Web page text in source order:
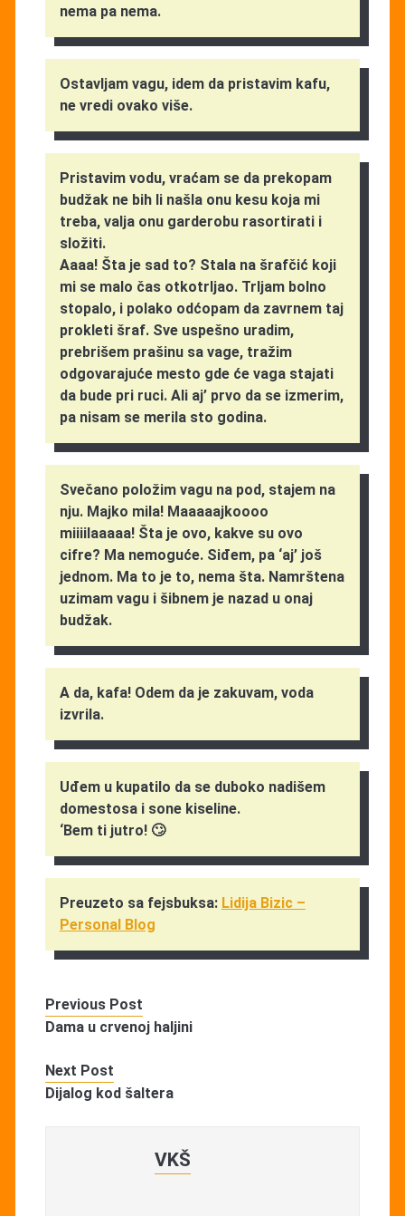
nema pa nema.
Ostavljam vagu, idem da pristavim kafu,
ne vredi ovako više.
Pristavim vodu, vraćam se da prekopam
budžak ne bih li našla onu kesu koja mi
treba, valja onu garderobu rasortirati i
složiti.
Aaaa! Šta je sad to? Stala na šrafčić koji
mi se malo čas otkotrljao. Trljam bolno
stopalo, i polako odćopam da zavrnem taj
prokleti šraf. Sve uspešno uradim,
prebrišem prašinu sa vage, tražim
odgovarajuće mesto gde će vaga stajati
da bude pri ruci. Ali aj’ prvo da se izmerim,
pa nisam se merila sto godina.
Svečano položim vagu na pod, stajem na
nju. Majko mila! Maaaaajkoooo
miiiilaaaaa! Šta je ovo, kakve su ovo
cifre? Ma nemoguće. Siđem, pa ‘aj’ još
jednom. Ma to je to, nema šta. Namrštena
uzimam vagu i šibnem je nazad u onaj
budžak.
A da, kafa! Odem da je zakuvam, voda
izvrila.
Uđem u kupatilo da se duboko nadišem
domestosa i sone kiseline.
‘Bem ti jutro! 🙄
Preuzeto sa fejsbuksa: Lidija Bizic –
Personal Blog
Previous Post
Dama u crvenoj haljini
Next Post
Dijalog kod šaltera
VKŠ